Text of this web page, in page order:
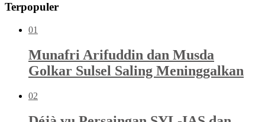
Terpopuler
01
Munafri Arifuddin dan Musda
Golkar Sulsel Saling Meninggalkan
02